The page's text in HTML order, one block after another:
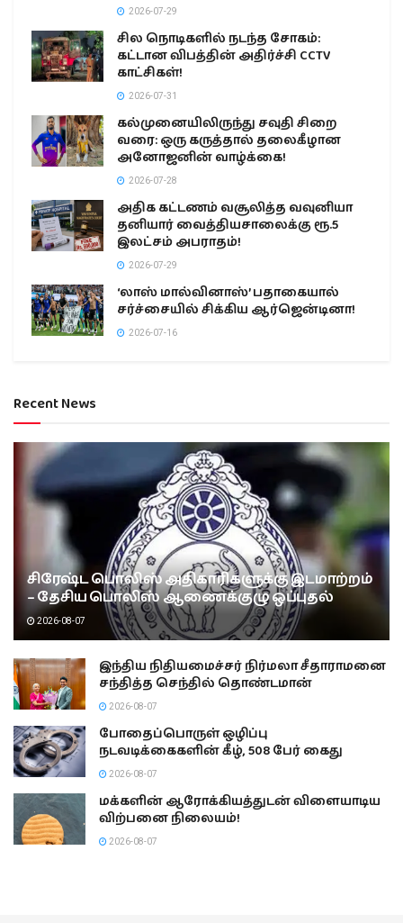
2026-07-29
சில நொடிகளில் நடந்த சோகம்:
கட்டான விபத்தின் அதிர்ச்சி CCTV
காட்சிகள்!
2026-07-31
கல்முனையிலிருந்து சவுதி சிறை
வரை: ஒரு கருத்தால் தலைகீழான
அனோஜனின் வாழ்க்கை!
2026-07-28
அதிக கட்டணம் வசூலித்த வவுனியா
தனியார் வைத்தியசாலைக்கு ரூ.5
இலட்சம் அபராதம்!
2026-07-29
‘லாஸ் மால்வினாஸ்’ பதாகையால்
சர்ச்சையில் சிக்கிய ஆர்ஜென்டினா!
2026-07-16
Recent News
சிரேஷ்ட பொலிஸ் அதிகாரிகளுக்கு இடமாற்றம்
– தேசிய பொலிஸ் ஆணைக்குழு ஒப்புதல்
2026-08-07
இந்திய நிதியமைச்சர் நிர்மலா சீதாராமனை
சந்தித்த செந்தில் தொண்டமான்
2026-08-07
போதைப்பொருள் ஒழிப்பு
நடவடிக்கைகளின் கீழ், 508 பேர் கைது
2026-08-07
மக்களின் ஆரோக்கியத்துடன் விளையாடிய
விற்பனை நிலையம்!
2026-08-07